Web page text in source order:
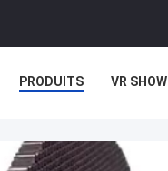
PRODUITS VR SHOW